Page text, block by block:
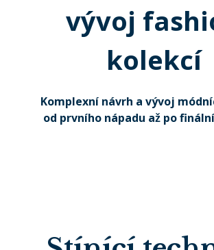
vývoj
kolekcí
Komplexní návrh a vývoj
od prvního nápadu až po